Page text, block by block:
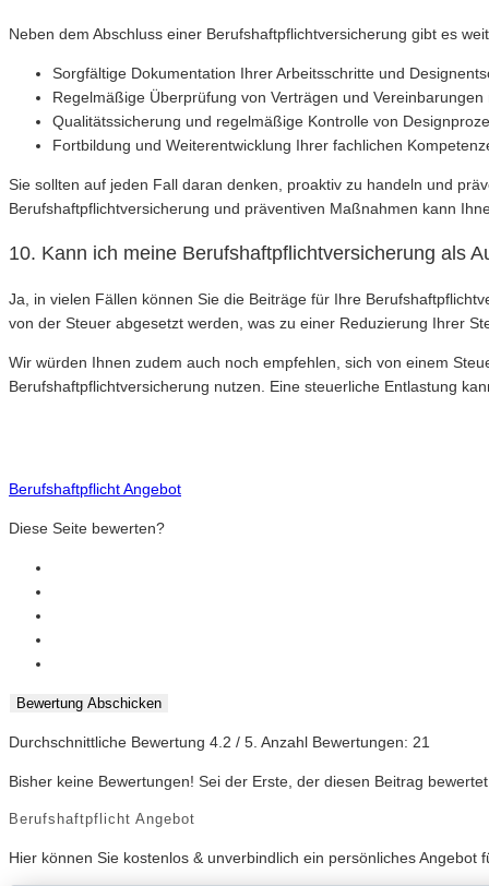
Neben dem Abschluss einer Berufshaftpflichtversicherung gibt es
Sorgfältige Dokumentation Ihrer Arbeitsschritte und
Regelmäßige Überprüfung von Verträgen und Vereinbarungen
Qualitätssicherung und regelmäßige Kontrolle von
Fortbildung und Weiterentwicklung Ihrer fachlichen
Sie sollten auf jeden Fall daran denken, proaktiv zu handeln und
Berufshaftpflichtversicherung und präventiven Maßnahmen kann
10. Kann ich meine Berufshaftpflichtversicherung als
Ja, in vielen Fällen können Sie die Beiträge für Ihre
von der Steuer abgesetzt werden, was zu einer Reduzierung Ihrer
Wir würden Ihnen zudem auch noch empfehlen, sich von einem
Berufshaftpflichtversicherung nutzen. Eine steuerliche Entlastung
Berufshaftpflicht Angebot
Diese Seite bewerten?
Bewertung Abschicken
Durchschnittliche Bewertung 4.2 / 5. Anzahl Bewertungen: 21
Bisher keine Bewertungen! Sei der Erste, der diesen Beitrag
Berufshaftpflicht Angebot
Hier können Sie kostenlos & unverbindlich ein persönliches